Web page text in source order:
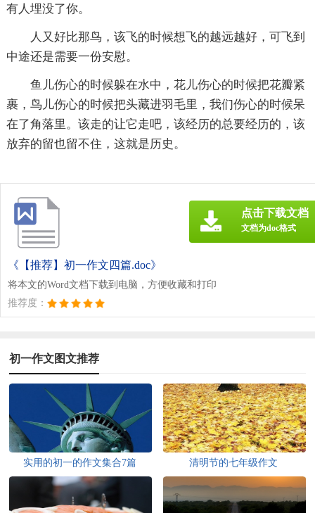
有人埋没了你。
人又好比那鸟，该飞的时候想飞的越远越好，可飞到
中途还是需要一份安慰。
鱼儿伤心的时候躲在水中，花儿伤心的时候把花瓣紧
裹，鸟儿伤心的时候把头藏进羽毛里，我们伤心的时候呆
在了角落里。该走的让它走吧，该经历的总要经历的，该
放弃的留也留不住，这就是历史。
《【推荐】初一作文四篇.doc》
将本文的Word文档下载到电脑，方便收藏和打印
推荐度：
点击下载文档
文档为doc格式
初一作文图文推荐
实用的初一的作文集合7篇 清明节的七年级作文